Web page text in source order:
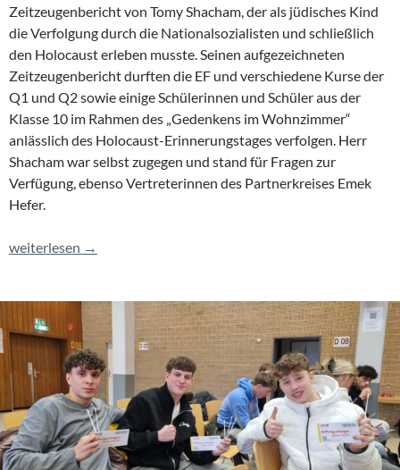
Zeitzeugenbericht von Tomy Shacham, der als jüdisches Kind
die Verfolgung durch die Nationalsozialisten und schließlich
den Holocaust erleben musste. Seinen aufgezeichneten
Zeitzeugenbericht durften die EF und verschiedene Kurse der
Q1 und Q2 sowie einige Schülerinnen und Schüler aus der
Klasse 10 im Rahmen des „Gedenkens im Wohnzimmer“
anlässlich des Holocaust-Erinnerungstages verfolgen. Herr
Shacham war selbst zugegen und stand für Fragen zur
Verfügung, ebenso Vertreterinnen des Partnerkreises Emek
Hefer.
„Ich hatte eine Kindheit bis ins 6. Lebensjahr“
weiterlesen →